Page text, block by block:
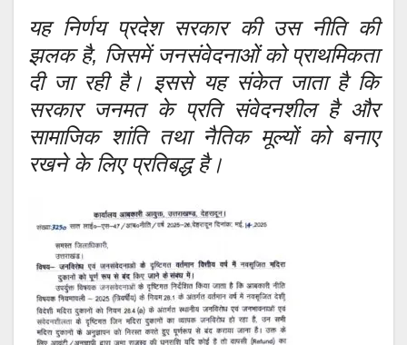
यह निर्णय प्रदेश सरकार की उस नीति की
झलक है, जिसमें जनसंवेदनाओं को प्राथमिकता
दी जा रही है। इससे यह संकेत जाता है कि
सरकार जनमत के प्रति संवेदनशील है और
सामाजिक शांति तथा नैतिक मूल्यों को बनाए
रखने के लिए प्रतिबद्ध है।